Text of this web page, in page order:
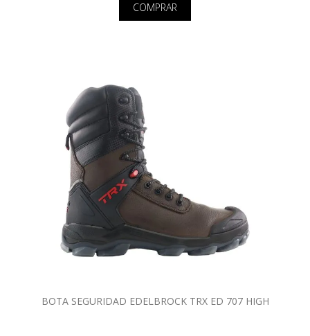
COMPRAR
BOTA SEGURIDAD EDELBROCK TRX ED 707 HIGH